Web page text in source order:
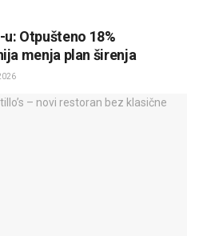
Otpušteno 18%
menja plan širenja